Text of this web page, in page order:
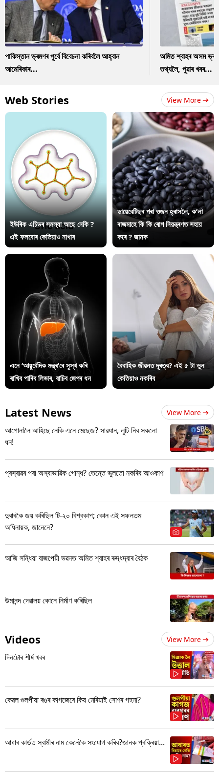
পাকিস্তান ভ্ৰমণৰ পূৰ্বে বিবেচনা কৰিবলৈ আহ্বান
আমেৰিকাৰ...
অমিত শ্বাহৰ অসম
তথ্যলৈ, পুৱাৰ খবৰ...
Web Stories View More
ইউৰিক এচিডৰ সমস্যা আছে নেকি ?
এই ফলবোৰ কেতিয়াও নাখাব
ডায়েবেটিছৰ পৰা ওজন হ্ৰাসলৈ, ক’লা
ৰাজমাহে কি কি ৰোগ নিয়ন্ত্ৰণত সহায়
কৰে ? জানক
এনে ‘আয়ুৰ্বেদিক মন্ত্ৰ’ৰে সুস্থ কৰি
ৰাখিব পাৰিব লিভাৰ, বাচিব জেপৰ ধন
বৈবাহিক জীৱনত দূৰত্ব? এই ৫ টা ভুল
কেতিয়াও নকৰিব
Latest News View More
আপোনালৈ আহিছে নেকি এনে মেছেজ? সাৱধান, লুটি নিব সকলো
ধন!
প্ৰস্ৰাৱৰ পৰা অস্বাভাৱিক গোন্ধ? তেন্তে ভুলতো নকৰিব আওকাণ
দুবাৰকৈ জয় কৰিছিল টি-২০ বিশ্বকাপ; কোন এই সফলতম
অধিনায়ক, জানেনে?
আজি সন্ধিয়া বাজপেয়ী ভৱনত অমিত শ্বাহৰ ৰুদ্ধদ্বাৰ বৈঠক
উমানন্দ দেৱালয় কোনে নিৰ্মাণ কৰিছিল
Videos View More
দিনটোৰ শীৰ্ষ খবৰ
কেৱল গুলপীয়া ৰঙৰ কাগজেৰে কিয় মেৰিয়াই সোণৰ গহনা?
আধাৰ কাৰ্ডত স্বামীৰ নাম কেনেকৈ সংযোগ কৰিব?জানক প্ৰক্ৰিয়া...